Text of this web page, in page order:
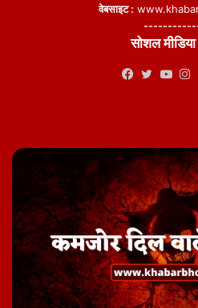
वेबसाइट :
सोशल